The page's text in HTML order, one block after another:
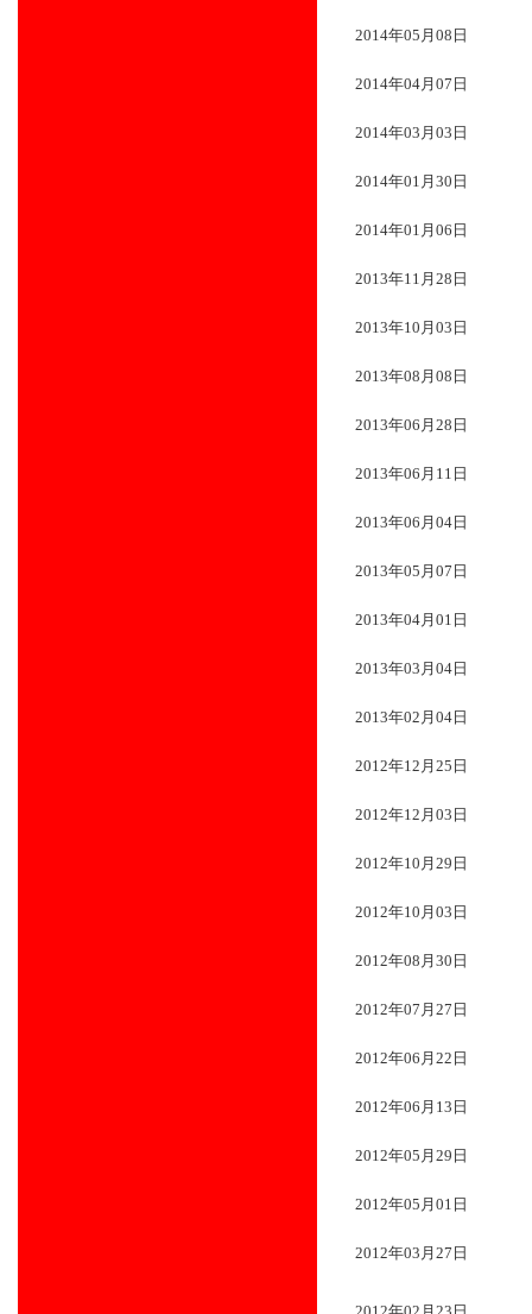
2014年05月08日
2014年04月07日
2014年03月03日
2014年01月30日
2014年01月06日
2013年11月28日
2013年10月03日
2013年08月08日
2013年06月28日
2013年06月11日
2013年06月04日
2013年05月07日
2013年04月01日
2013年03月04日
2013年02月04日
2012年12月25日
2012年12月03日
2012年10月29日
2012年10月03日
2012年08月30日
2012年07月27日
2012年06月22日
2012年06月13日
2012年05月29日
2012年05月01日
2012年03月27日